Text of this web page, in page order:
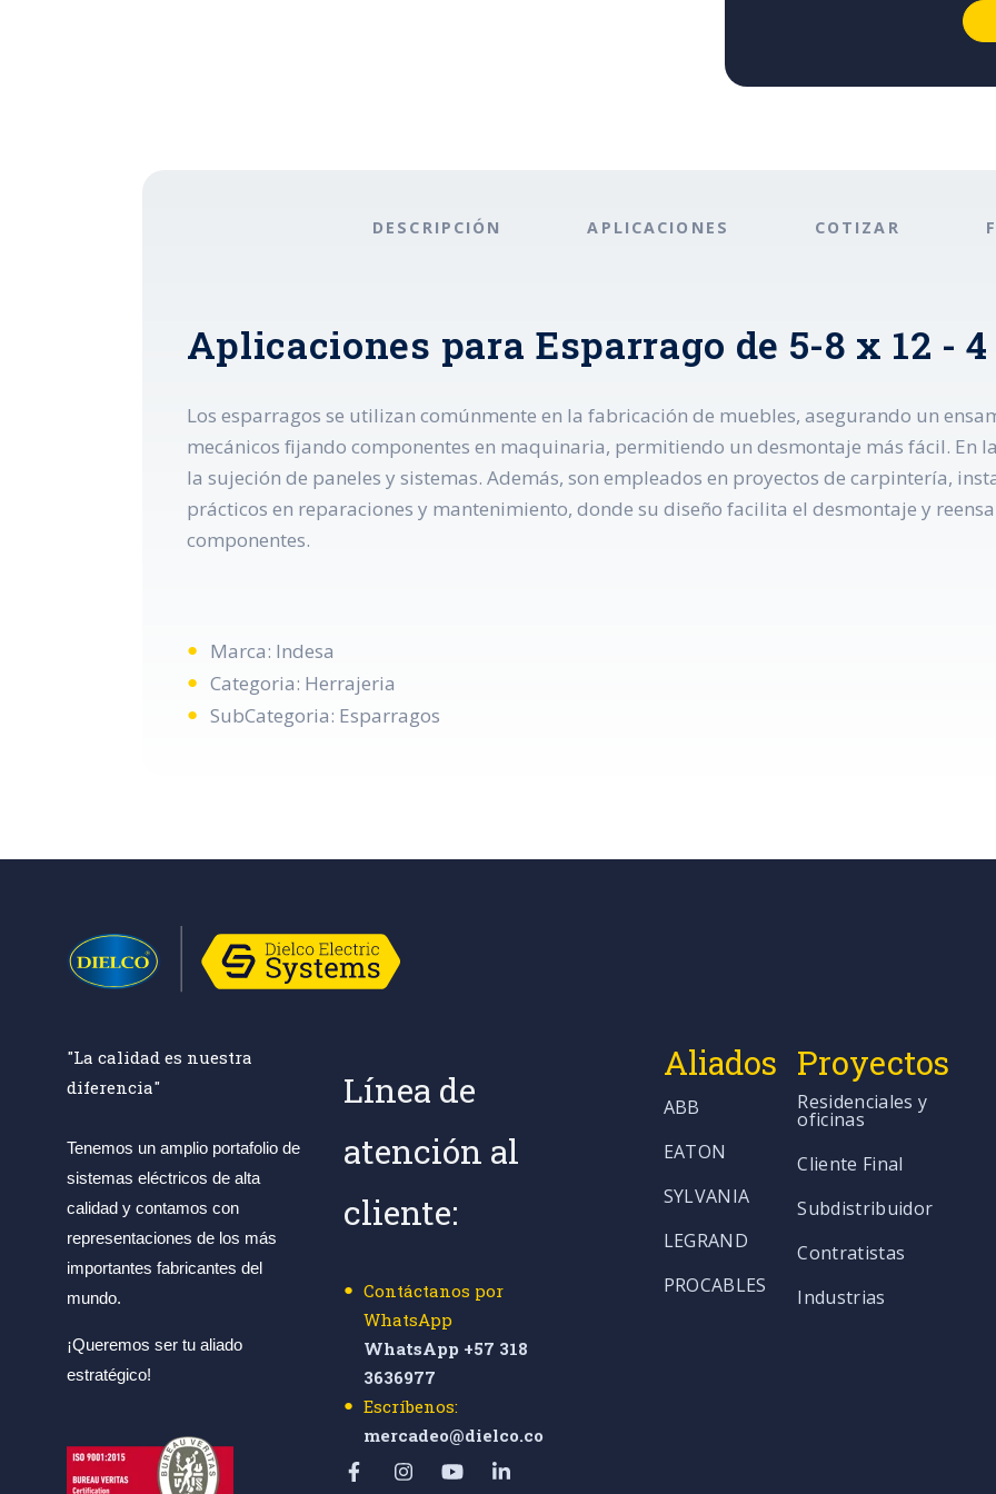
DESCRIPCIÓN APLICACIONES COTIZAR
Aplicaciones para Esparrago de 5-8 x 12 -
Los esparragos se utilizan comúnmente en la fabricación de muebles, asegurando un
mecánicos fijando componentes en maquinaria, permitiendo un desmontaje más fácil. En
la sujeción de paneles y sistemas. Además, son empleados en proyectos de carpintería,
prácticos en reparaciones y mantenimiento, donde su diseño facilita el desmontaje y
componentes.
Marca: Indesa
Categoria: Herrajeria
SubCategoria: Esparragos
"La calidad es nuestra
diferencia"
Tenemos un amplio portafolio de
sistemas eléctricos de alta
calidad y contamos con
representaciones de los más
importantes fabricantes del
mundo.
¡Queremos ser tu aliado
estratégico!
Línea de
atención al
cliente:
Contáctanos por
WhatsApp
WhatsApp +57 318
3636977
Escríbenos:
mercadeo@dielco.co
Aliados
ABB
EATON
SYLVANIA
LEGRAND
PROCABLES
Proyectos
Residenciales y
oficinas
Cliente Final
Subdistribuidor
Contratistas
Industrias